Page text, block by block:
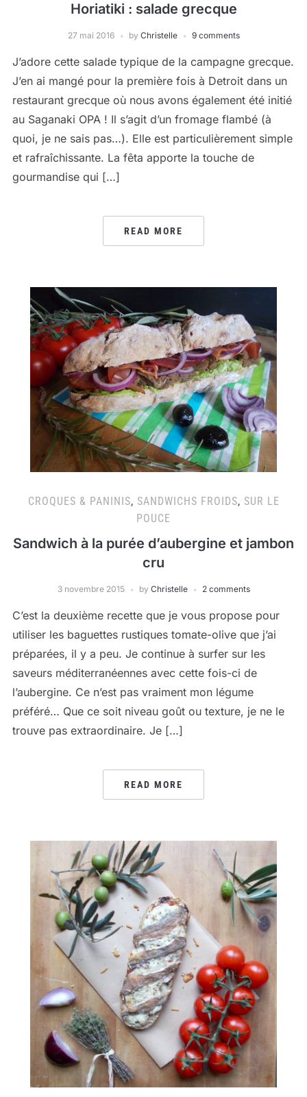
Horiatiki : salade grecque
27 mai 2016 by Christelle 9 comments
J’adore cette salade typique de la campagne grecque.
J’en ai mangé pour la première fois à Detroit dans un
restaurant grecque où nous avons également été initié
au Saganaki OPA ! Il s’agit d’un fromage flambé (à
quoi, je ne sais pas…). Elle est particulièrement simple
et rafraîchissante. La fêta apporte la touche de
gourmandise qui […]
READ MORE
CROQUES & PANINIS, SANDWICHS FROIDS, SUR LE
POUCE
Sandwich à la purée d’aubergine et jambon
cru
3 novembre 2015 by Christelle 2 comments
C’est la deuxième recette que je vous propose pour
utiliser les baguettes rustiques tomate-olive que j’ai
préparées, il y a peu. Je continue à surfer sur les
saveurs méditerranéennes avec cette fois-ci de
l’aubergine. Ce n’est pas vraiment mon légume
préféré… Que ce soit niveau goût ou texture, je ne le
trouve pas extraordinaire. Je […]
READ MORE